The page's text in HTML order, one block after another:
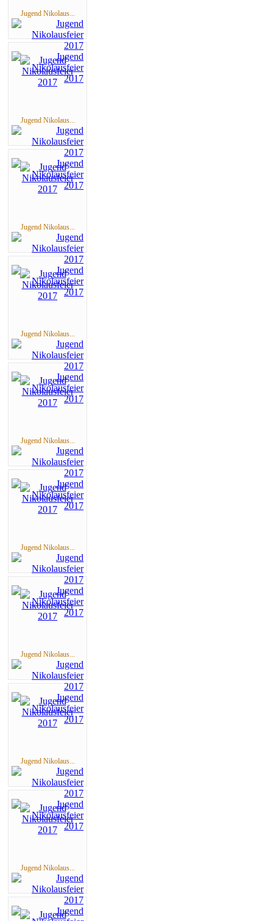
Jugend Nikolaus...
Jugend Nikolaus...
Jugend Nikolaus...
Jugend Nikolaus...
Jugend Nikolaus...
Jugend Nikolaus...
Jugend Nikolaus...
Jugend Nikolaus...
Jugend Nikolaus...